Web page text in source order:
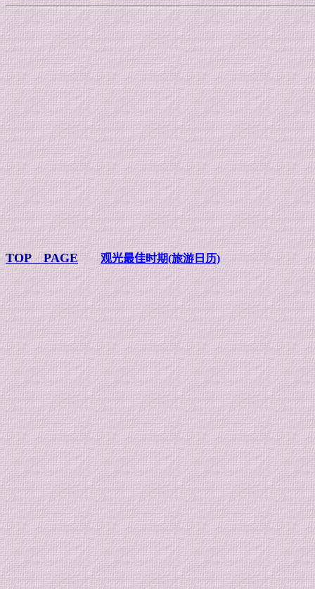
TOP PAGE 观光最佳时期(旅游日历)